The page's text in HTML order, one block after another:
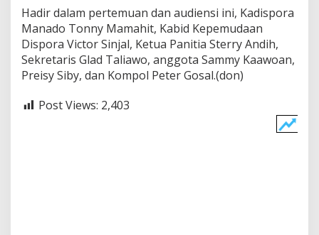
Hadir dalam pertemuan dan audiensi ini, Kadispora
Manado Tonny Mamahit, Kabid Kepemudaan
Dispora Victor Sinjal, Ketua Panitia Sterry Andih,
Sekretaris Glad Taliawo, anggota Sammy Kaawoan,
Preisy Siby, dan Kompol Peter Gosal.(don)
Post Views: 2,403